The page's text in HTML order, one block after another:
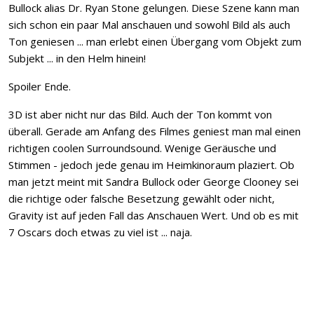
Bullock alias Dr. Ryan Stone gelungen. Diese Szene kann man
sich schon ein paar Mal anschauen und sowohl Bild als auch
Ton geniesen ... man erlebt einen Übergang vom Objekt zum
Subjekt ... in den Helm hinein!
Spoiler Ende.
3D ist aber nicht nur das Bild. Auch der Ton kommt von
überall. Gerade am Anfang des Filmes geniest man mal einen
richtigen coolen Surroundsound. Wenige Geräusche und
Stimmen - jedoch jede genau im Heimkinoraum plaziert. Ob
man jetzt meint mit Sandra Bullock oder George Clooney sei
die richtige oder falsche Besetzung gewählt oder nicht,
Gravity ist auf jeden Fall das Anschauen Wert. Und ob es mit
7 Oscars doch etwas zu viel ist ... naja.